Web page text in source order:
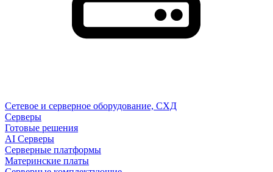
Сетевое и серверное оборудование, СХД
Cерверы
Готовые решения
AI Серверы
Серверные платформы
Материнские платы